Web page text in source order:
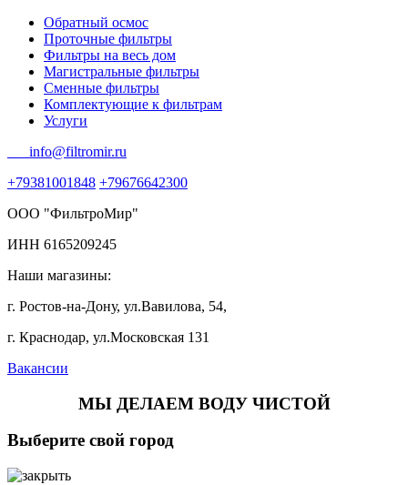
Обратный осмос
Проточные фильтры
Фильтры на весь дом
Магистральные фильтры
Сменные фильтры
Комплектующие к фильтрам
Услуги
info@filtromir.ru
+79381001848 +79676642300
ООО "ФильтроМир"
ИНН 6165209245
Наши магазины:
г. Ростов-на-Дону, ул.Вавилова, 54,
г. Краснодар, ул.Московская 131
Вакансии
МЫ ДЕЛАЕМ ВОДУ ЧИСТОЙ
Выберите свой город